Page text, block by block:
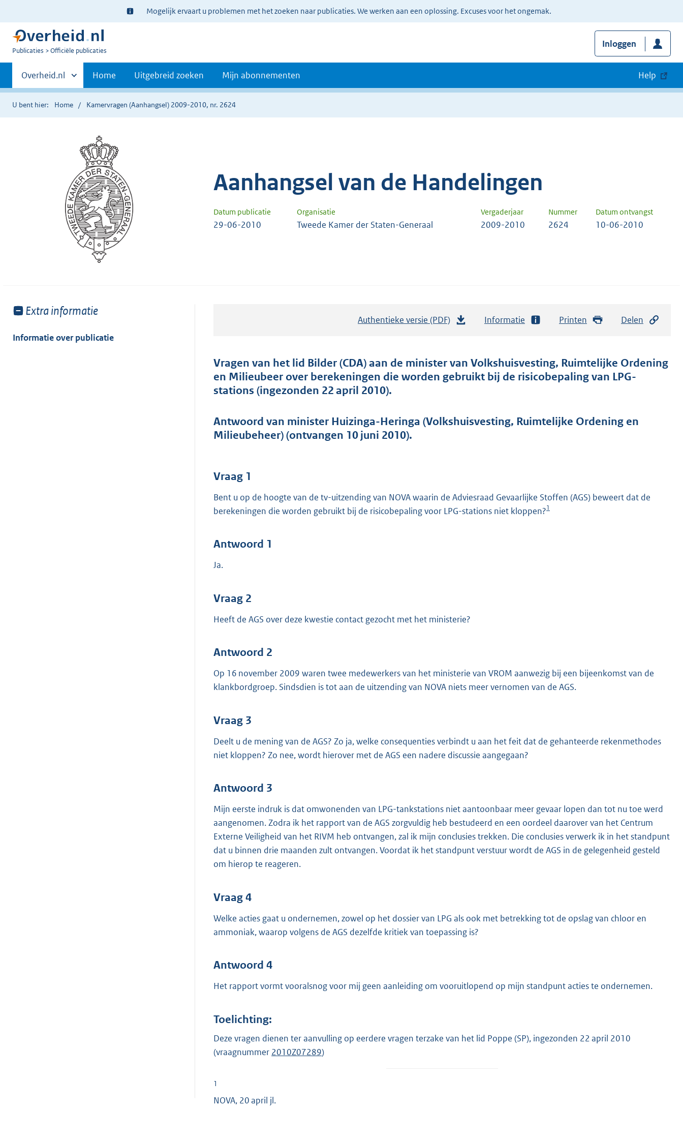
Ter
informatie:
Mogelijk ervaart u problemen met het zoeken naar publicaties. We werken aan een oplossing. Excuses voor het ongemak.
U
Publicaties Officiële publicaties
Inloggen
Primaire
navigatie
Andere
sites
binnen
Overheid.nl Home Uitgebreid zoeken Mijn abonnementen Help
U bent hier: Home Kamervragen (Aanhangsel) 2009-2010, nr. 2624
Aanhangsel van de Handelingen
Datum publicatie Organisatie Vergaderjaar Nummer Datum ontvangst
29-06-2010 Tweede Kamer der Staten-Generaal 2009-2010 2624 10-06-2010
Toon
van:
Extra informatie
Informatie over publicatie
Authentieke versie (PDF)
t
a
t
e
Informatie Printen Delen
Vragen van het lid Bilder (CDA) aan de minister van Volkshuisvesting, Ruimtelijke Ordening
en Milieubeer over berekeningen die worden gebruikt bij de risicobepaling van LPG-
stations (ingezonden 22 april 2010).
Antwoord van minister Huizinga-Heringa (Volkshuisvesting, Ruimtelijke Ordening en
Milieubeheer) (ontvangen 10 juni 2010).
Vraag 1
Bent u op de hoogte van de tv-uitzending van NOVA waarin de Adviesraad Gevaarlijke Stoffen (AGS) beweert dat de
berekeningen die worden gebruikt bij de risicobepaling voor LPG-stations niet kloppen?1
Antwoord 1
Ja.
Vraag 2
Heeft de AGS over deze kwestie contact gezocht met het ministerie?
Antwoord 2
Op 16 november 2009 waren twee medewerkers van het ministerie van VROM aanwezig bij een bijeenkomst van de
klankbordgroep. Sindsdien is tot aan de uitzending van NOVA niets meer vernomen van de AGS.
Vraag 3
Deelt u de mening van de AGS? Zo ja, welke consequenties verbindt u aan het feit dat de gehanteerde rekenmethodes
niet kloppen? Zo nee, wordt hierover met de AGS een nadere discussie aangegaan?
Antwoord 3
Mijn eerste indruk is dat omwonenden van LPG-tankstations niet aantoonbaar meer gevaar lopen dan tot nu toe werd
aangenomen. Zodra ik het rapport van de AGS zorgvuldig heb bestudeerd en een oordeel daarover van het Centrum
Externe Veiligheid van het RIVM heb ontvangen, zal ik mijn conclusies trekken. Die conclusies verwerk ik in het standpunt
dat u binnen drie maanden zult ontvangen. Voordat ik het standpunt verstuur wordt de AGS in de gelegenheid gesteld
om hierop te reageren.
Vraag 4
Welke acties gaat u ondernemen, zowel op het dossier van LPG als ook met betrekking tot de opslag van chloor en
ammoniak, waarop volgens de AGS dezelfde kritiek van toepassing is?
Antwoord 4
Het rapport vormt vooralsnog voor mij geen aanleiding om vooruitlopend op mijn standpunt acties te ondernemen.
Toelichting:
Deze vragen dienen ter aanvulling op eerdere vragen terzake van het lid Poppe (SP), ingezonden 22 april 2010
(vraagnummer 2010Z07289)
1
NOVA, 20 april jl.